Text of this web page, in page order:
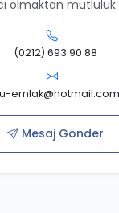
olmaktan mutluluk
(0212) 693 90 88
Mesaj Gönder